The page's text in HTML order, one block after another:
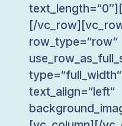
[/
row_type=“row“
text_align=“left“